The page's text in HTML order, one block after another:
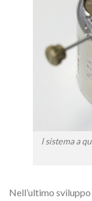
l sistema a
Nell’ultimo